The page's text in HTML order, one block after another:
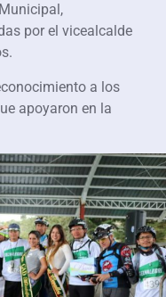
por el vicealcalde
a los
apoyaron en la